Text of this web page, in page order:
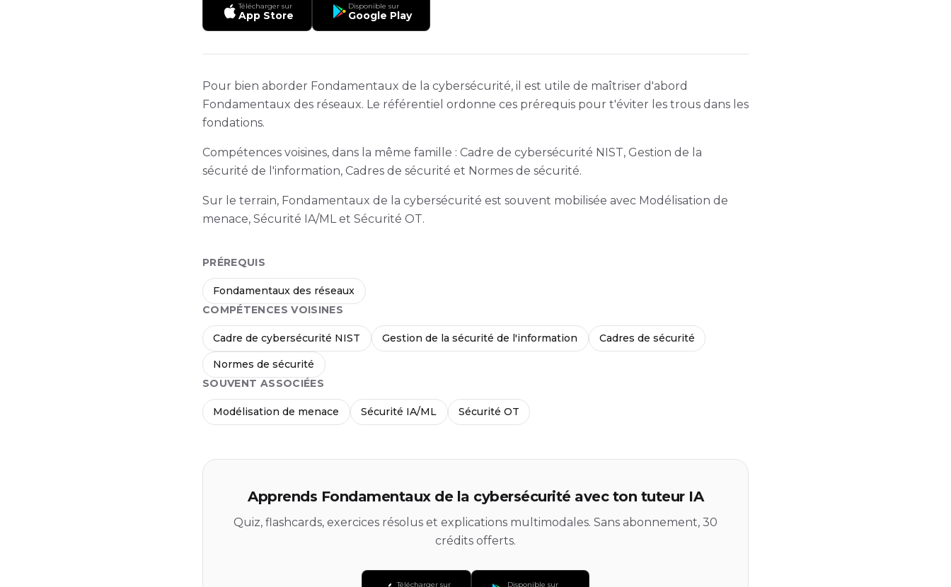
Télécharger sur
App Store
Disponible sur
Google Play
Pour bien aborder Fondamentaux de la cybersécurité, il est utile de maîtriser d'abord
Fondamentaux des réseaux. Le référentiel ordonne ces prérequis pour t'éviter les trous dans les
fondations.
Compétences voisines, dans la même famille : Cadre de cybersécurité NIST, Gestion de la
sécurité de l'information, Cadres de sécurité et Normes de sécurité.
Sur le terrain, Fondamentaux de la cybersécurité est souvent mobilisée avec Modélisation de
menace, Sécurité IA/ML et Sécurité OT.
PRÉREQUIS
Fondamentaux des réseaux
COMPÉTENCES VOISINES
Cadre de cybersécurité NIST Gestion de la sécurité de l'information Cadres de sécurité
Normes de sécurité
SOUVENT ASSOCIÉES
Modélisation de menace Sécurité IA/ML Sécurité OT
Apprends Fondamentaux de la cybersécurité avec ton tuteur IA
Quiz, flashcards, exercices résolus et explications multimodales. Sans abonnement, 30
crédits offerts.
Télécharger sur Disponible sur